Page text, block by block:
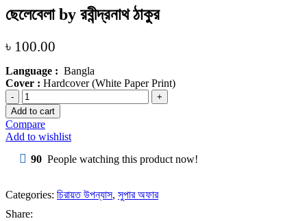
ছেলেবেলা by রবীন্দ্রনাথ ঠাকুর
৳ 100.00
Language : Bangla
Cover : Hardcover (White Paper Print)
Add to cart
Compare
Add to wishlist
90 People watching this product now!
Categories: চিরায়ত উপন্যাস, সুপার অফার
Share: